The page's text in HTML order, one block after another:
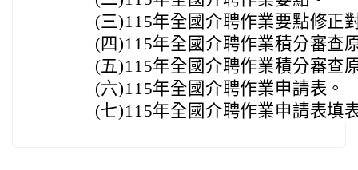
(三)115年全國介聘作業要點修正
(四)115年全國介聘作業積分審查
(五)115年全國介聘作業積分審查
(六)115年全國介聘作業申請表。
(七)115年全國介聘作業申請表填